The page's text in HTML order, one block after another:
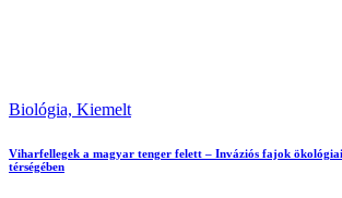
Biológia, Kiemelt
Viharfellegek a magyar tenger felett – Inváziós fajok
térségében